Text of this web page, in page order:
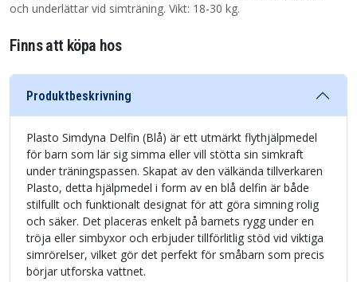
och underlättar vid simträning. Vikt: 18-30 kg.
Finns att köpa hos
Produktbeskrivning
Plasto Simdyna Delfin (Blå) är ett utmärkt flythjälpmedel
för barn som lär sig simma eller vill stötta sin simkraft
under träningspassen. Skapat av den välkända tillverkaren
Plasto, detta hjälpmedel i form av en blå delfin är både
stilfullt och funktionalt designat för att göra simning rolig
och säker. Det placeras enkelt på barnets rygg under en
tröja eller simbyxor och erbjuder tillförlitlig stöd vid viktiga
simrörelser, vilket gör det perfekt för småbarn som precis
börjar utforska vattnet.